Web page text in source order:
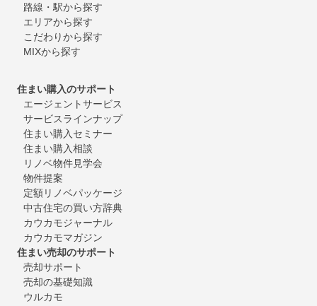
路線・駅から探す
エリアから探す
こだわりから探す
MIXから探す
住まい購入のサポート
エージェントサービス
サービスラインナップ
住まい購入セミナー
住まい購入相談
リノベ物件見学会
物件提案
定額リノベパッケージ
中古住宅の買い方辞典
カウカモジャーナル
カウカモマガジン
住まい売却のサポート
売却サポート
売却の基礎知識
ウルカモ